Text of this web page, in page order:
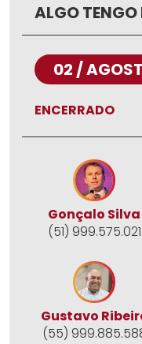
ALGO TENGO
02 /
ENCERRADO
Gonçalo Silva
(51) 999.575.021
Gustavo
(55)